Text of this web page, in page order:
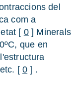
del
com a
[ 0] Minerals
que en
[ 0 ] .